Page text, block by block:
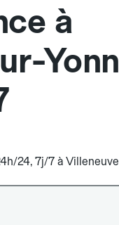
à
24, 7j/7 à